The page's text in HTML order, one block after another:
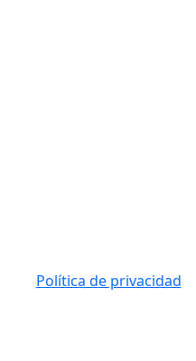
Política de privacidad